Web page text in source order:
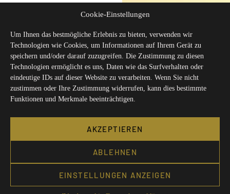
Cookie-Einstellungen
Um Ihnen das bestmögliche Erlebnis zu bieten, verwenden wir
Technologien wie Cookies, um Informationen auf Ihrem Gerät zu
speichern und/oder darauf zuzugreifen. Die Zustimmung zu diesen
Technologien ermöglicht es uns, Daten wie das Surfverhalten oder
eindeutige IDs auf dieser Website zu verarbeiten. Wenn Sie nicht
zustimmen oder Ihre Zustimmung widerrufen, kann dies bestimmte
Funktionen und Merkmale beeinträchtigen.
AKZEPTIEREN
ABLEHNEN
EINSTELLUNGEN ANZEIGEN